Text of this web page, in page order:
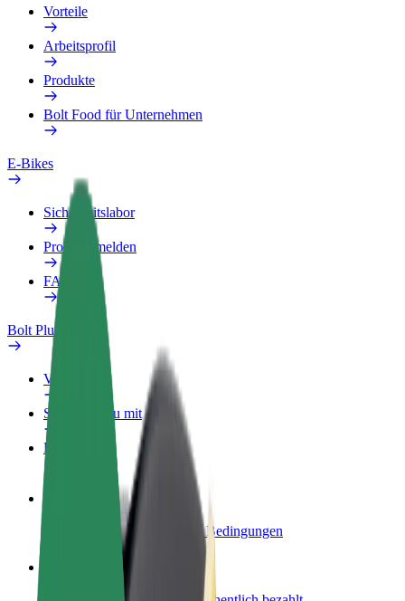
Vorteile
Arbeitsprofil
Produkte
Bolt Food für Unternehmen
E-Bikes
Sicherheitslabor
Problem melden
FAQ
Bolt Plus
Vorteile
So machst du mit
FAQ
Werde Fahrer:in
Erziele Umsatz nach deinen Bedingungen